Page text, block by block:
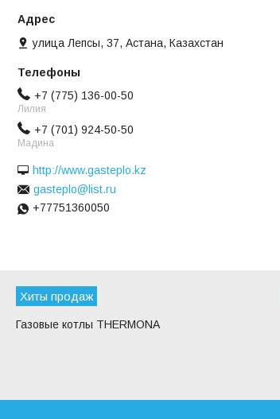
улица Лепсы, 37, Астана, Казахстан
+7 (775) 136-00-50
Лилия
+7 (701) 924-50-50
Мадина
http://www.gasteplo.kz
gasteplo@list.ru
+77751360050
Хиты продаж
Газовые котлы THERMONA